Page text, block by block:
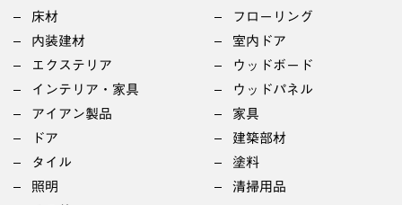
床材
内装建材
エクステリア
インテリア・家具
アイアン製品
ドア
タイル
照明
フローリング
室内ドア
ウッドボード
ウッドパネル
家具
建築部材
塗料
清掃用品